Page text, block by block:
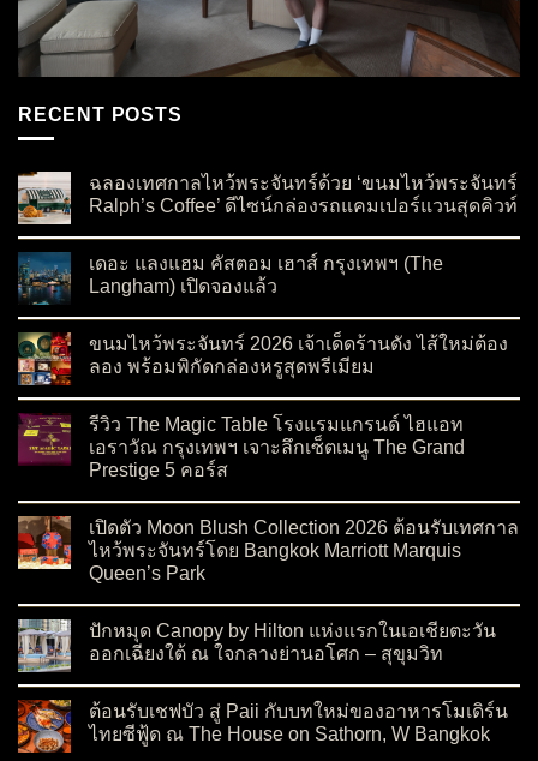
RECENT POSTS
ฉลองเทศกาลไหว้พระจันทร์ด้วย ‘ขนมไหว้พระจันทร์
Ralph’s Coffee’ ดีไซน์กล่องรถแคมเปอร์แวนสุดคิวท์
เดอะ แลงแฮม คัสตอม เฮาส์ กรุงเทพฯ (The
Langham) เปิดจองแล้ว
ขนมไหว้พระจันทร์ 2026 เจ้าเด็ดร้านดัง ไส้ใหม่ต้อง
ลอง พร้อมพิกัดกล่องหรูสุดพรีเมียม
รีวิว The Magic Table โรงแรมแกรนด์ ไฮแอท
เอราวัณ กรุงเทพฯ เจาะลึกเซ็ตเมนู The Grand
Prestige 5 คอร์ส
เปิดตัว Moon Blush Collection 2026 ต้อนรับเทศกาล
ไหว้พระจันทร์โดย Bangkok Marriott Marquis
Queen’s Park
ปักหมุด Canopy by Hilton แห่งแรกในเอเชียตะวัน
ออกเฉียงใต้ ณ ใจกลางย่านอโศก – สุขุมวิท
ต้อนรับเชฟบัว สู่ Paii กับบทใหม่ของอาหารโมเดิร์น
ไทยซีฟู้ด ณ The House on Sathorn, W Bangkok